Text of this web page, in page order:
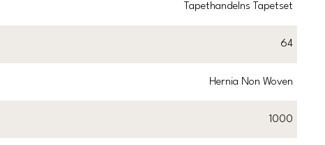
Tapethandelns Tapetset
64
Hernia Non Woven
1000